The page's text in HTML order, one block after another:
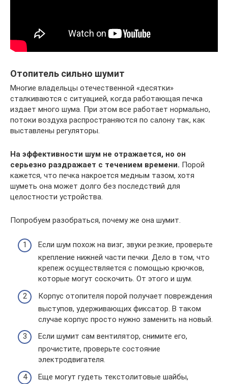
Отопитель сильно шумит
Многие владельцы отечественной «десятки»
сталкиваются с ситуацией, когда работающая печка
издает много шума. При этом все работает нормально,
потоки воздуха распространяются по салону так, как
выставлены регуляторы.
На эффективности шум не отражается, но он
серьезно раздражает с течением времени. Порой
кажется, что печка накроется медным тазом, хотя
шуметь она может долго без последствий для
целостности устройства.
Попробуем разобраться, почему же она шумит.
Если шум похож на визг, звуки резкие, проверьте
крепление нижней части печки. Дело в том, что
крепеж осуществляется с помощью крючков,
которые могут соскочить. От этого и шум.
Корпус отопителя порой получает повреждения
выступов, удерживающих фиксатор. В таком
случае корпус просто нужно заменить на новый.
Если шумит сам вентилятор, снимите его,
прочистите, проверьте состояние
электродвигателя.
Еще могут гудеть текстолитовые шайбы,